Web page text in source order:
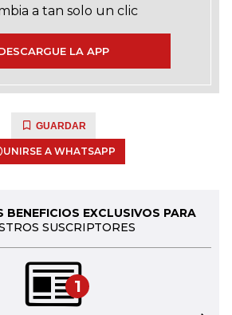
a tan solo un clic
LA APP
GUARDAR
UNIRSE A WHATSAPP
EXCLUSIVOS PARA
SUSCRIPTORES
1